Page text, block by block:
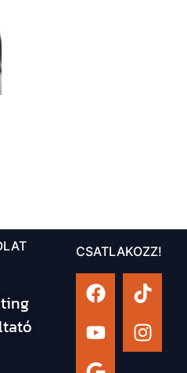
CSATLAKOZZ!